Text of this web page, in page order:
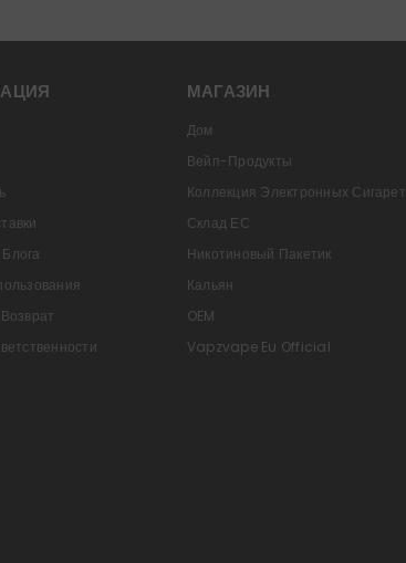
МАГАЗИН
Дом
Вейп-Продукты
Коллекция Электронных Сигарет
Склад ЕС
Никотиновый Пакетик
Кальян
OEM
Vapzvape Eu Official